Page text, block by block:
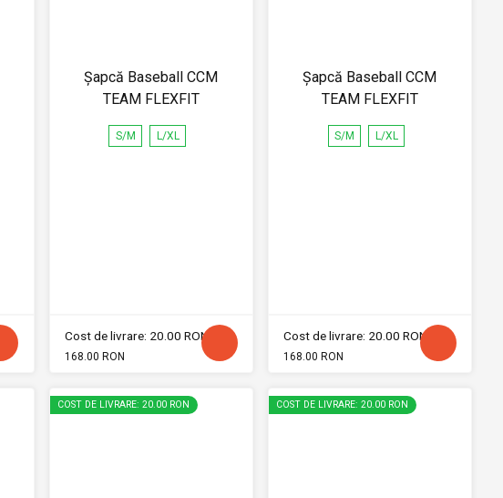
Șapcă Baseball CCM
TEAM FLEXFIT
S/M L/XL
Cost de livrare: 20.00 RON
168.00 RON
Șapcă Baseball CCM
TEAM FLEXFIT
S/M L/XL
Cost de livrare: 20.00 RON
168.00 RON
COST DE LIVRARE: 20.00 RON COST DE LIVRARE: 20.00 RON